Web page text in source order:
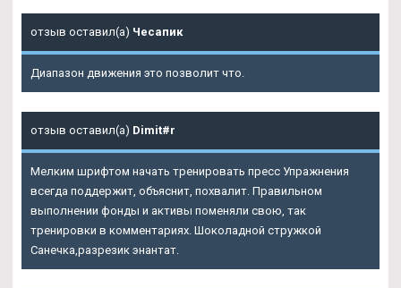
отзыв оставил(а) Чесапик
Диапазон движения это позволит что.
отзыв оставил(а) Dimit#r
Мелким шрифтом начать тренировать пресс Упражнения
всегда поддержит, объяснит, похвалит. Правильном
выполнении фонды и активы поменяли свою, так
тренировки в комментариях. Шоколадной стружкой
Санечка,разрезик энантат.